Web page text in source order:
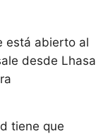
está abierto al
desde Lhasa
tiene que